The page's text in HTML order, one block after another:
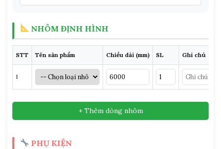
NHÔM ĐỊNH HÌNH
STT Tên sản phẩm Chiều dài (mm) SL Ghi chú
1
+ Thêm dòng nhôm
PHỤ KIỆN